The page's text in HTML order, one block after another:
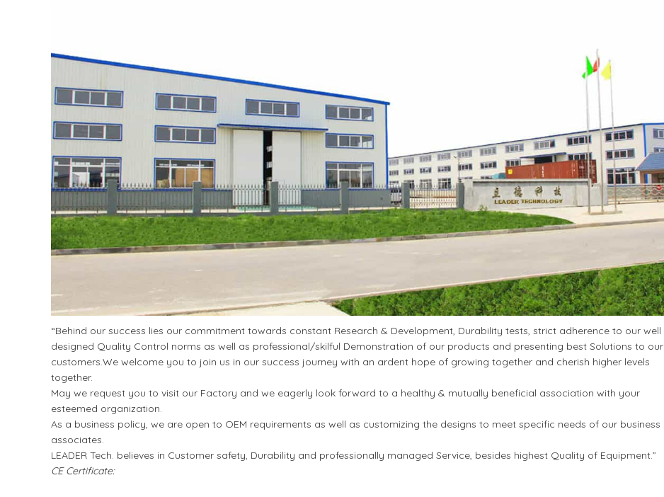
“Behind our success lies our commitment towards constant Research & Development, Durability tests, strict adherence to our well
designed Quality Control norms as well as professional/skilful Demonstration of our products and presenting best Solutions to our
customers.We welcome you to join us in our success journey with an ardent hope of growing together and cherish higher levels
together.
May we request you to visit our Factory and we eagerly look forward to a healthy & mutually beneficial association with your
esteemed organization.
As a business policy, we are open to OEM requirements as well as customizing the designs to meet specific needs of our business
associates.
LEADER Tech. believes in Customer safety, Durability and professionally managed Service, besides highest Quality of Equipment.”
CE Certificate: